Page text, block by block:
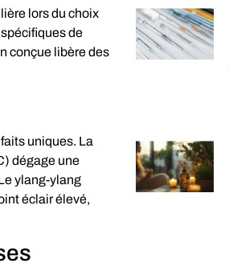
lors du choix
de
conçue libère des
uniques. La
dégage une
ylang-ylang
éclair élevé,